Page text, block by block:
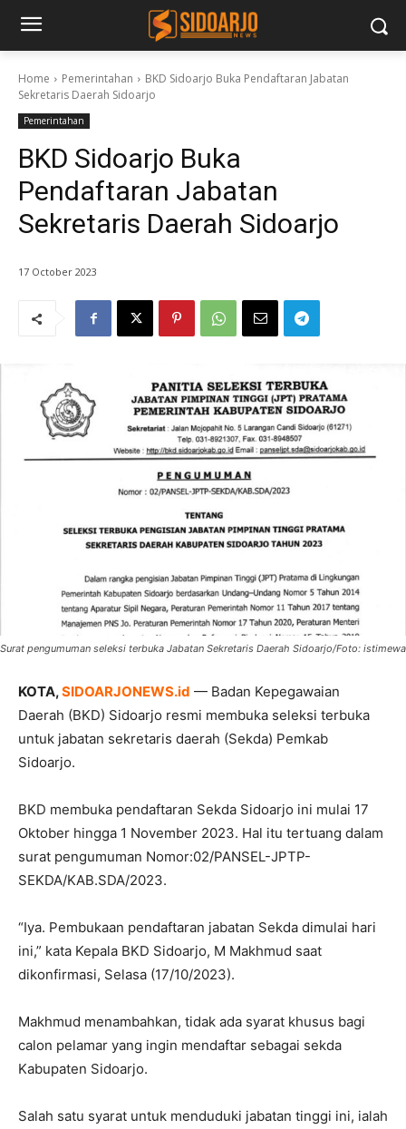
Home Pemerintahan
BKD Sidoarjo Buka Pendaftaran Jabatan
Sekretaris Daerah Sidoarjo
Pemerintahan
BKD Sidoarjo Buka
Pendaftaran Jabatan
Sekretaris Daerah Sidoarjo
17 October 2023
Surat pengumuman seleksi terbuka Jabatan Sekretaris Daerah Sidoarjo/Foto: istimewa
KOTA,SIDOARJONEWS.id — Badan Kepegawaian
Daerah (BKD) Sidoarjo resmi membuka seleksi terbuka
untuk jabatan sekretaris daerah (Sekda) Pemkab
Sidoarjo.
BKD membuka pendaftaran Sekda Sidoarjo ini mulai 17
Oktober hingga 1 November 2023. Hal itu tertuang dalam
surat pengumuman Nomor:02/PANSEL-JPTP-
SEKDA/KAB.SDA/2023.
“Iya. Pembukaan pendaftaran jabatan Sekda dimulai hari
ini,” kata Kepala BKD Sidoarjo, M Makhmud saat
dikonfirmasi, Selasa (17/10/2023).
Makhmud menambahkan, tidak ada syarat khusus bagi
calon pelamar yang ingin mendaftar sebagai sekda
Kabupaten Sidoarjo.
Salah satu syarat untuk menduduki jabatan tinggi ini, ialah